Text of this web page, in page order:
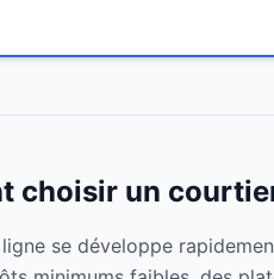
choisir un
se développe